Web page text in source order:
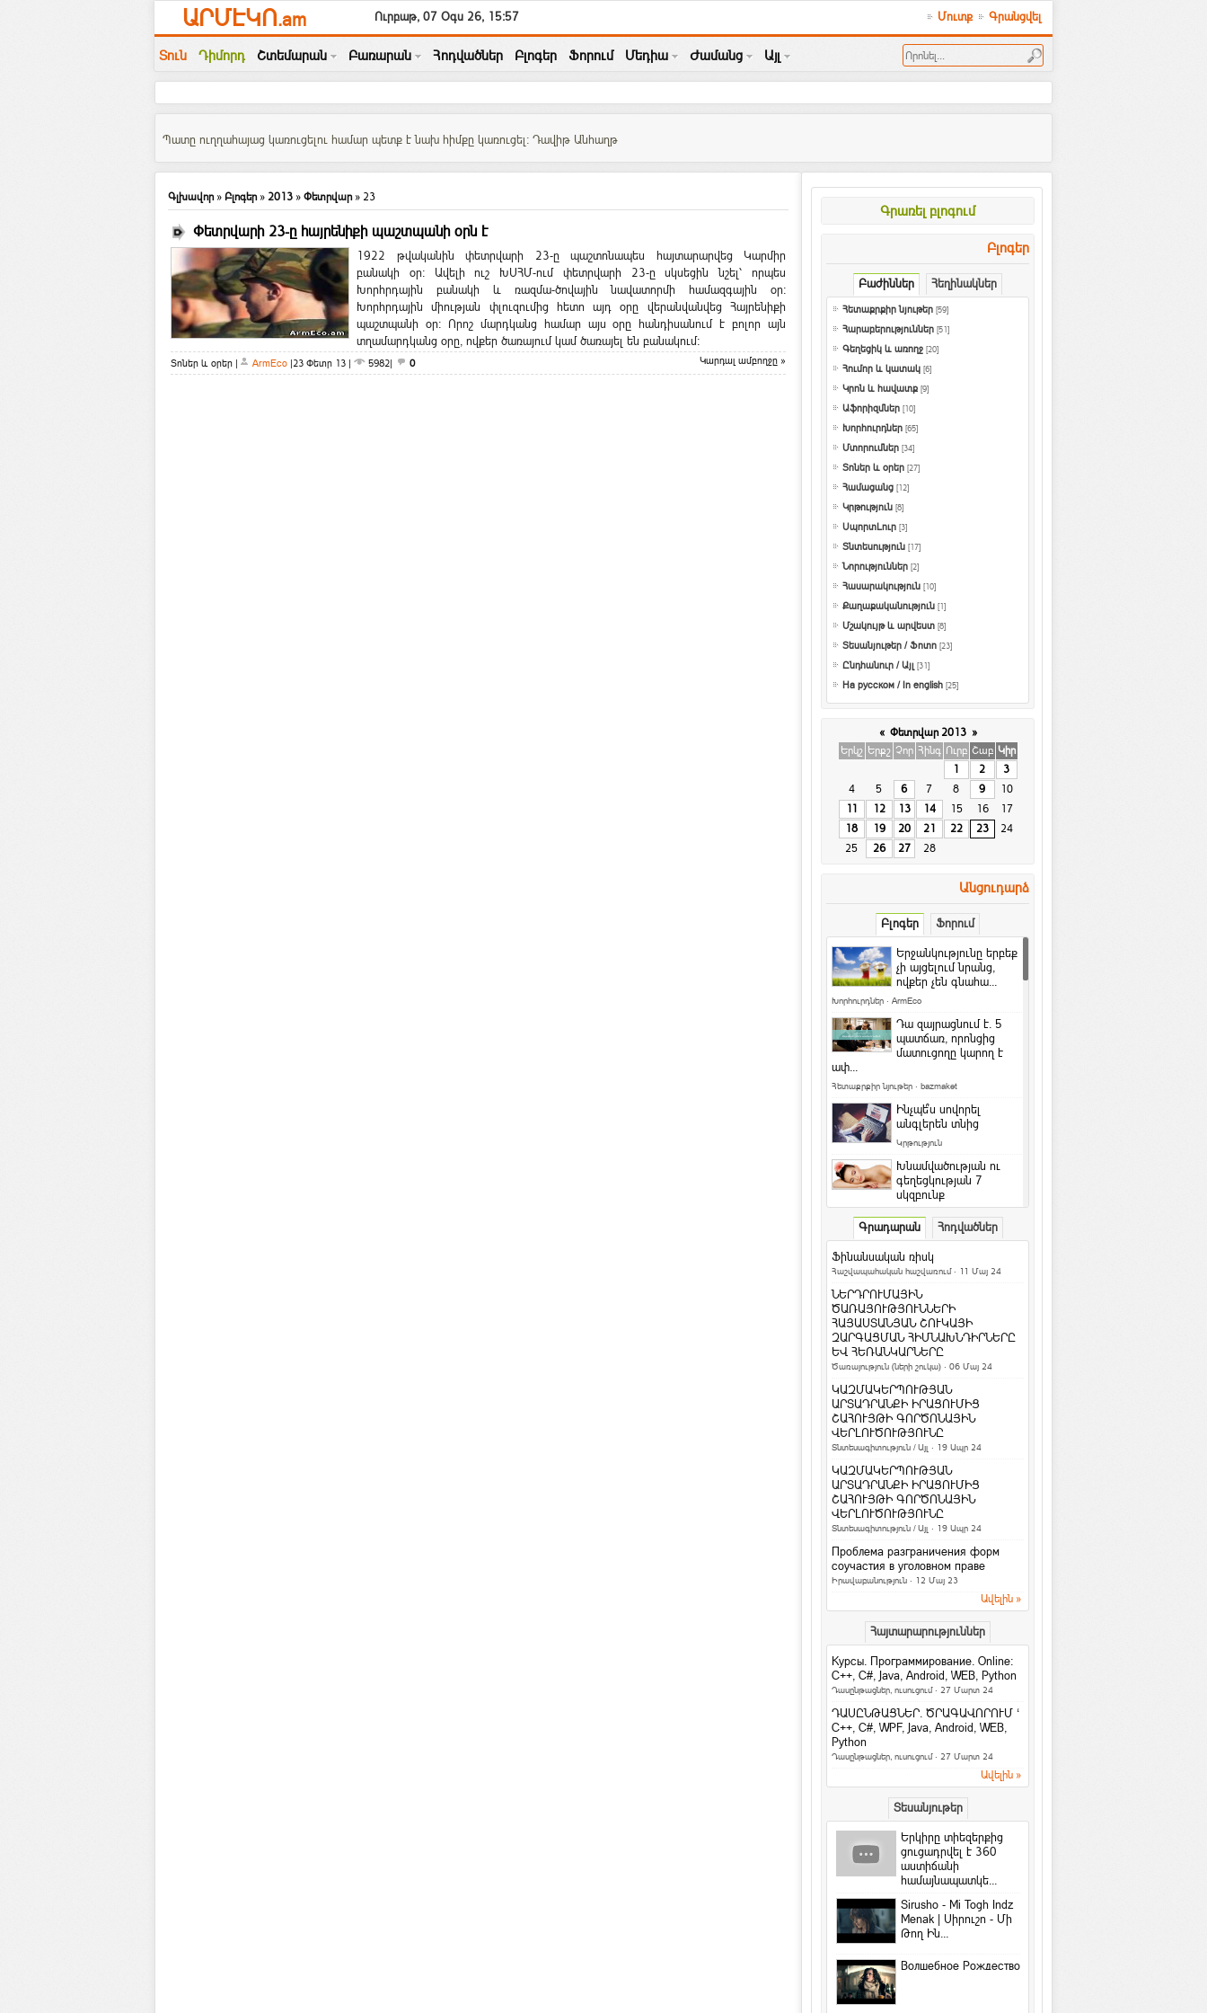
ԱՐՄԷԿՈ.am Ուրբաթ, 07 Օգս 26, 15:57 Մուտք Գրանցվել
Տուն Դիմորդ Շտեմարան Բառարան Հոդվածներ Բլոգեր Ֆորում Մեդիա Ժամանց Այլ
Պատը ուղղահայաց կառուցելու համար պետք է նախ հիմքը կառուցել: Դավիթ Անհաղթ
Գլխավոր» Բլոգեր» 2013 » Փետրվար » 23
Փետրվարի 23-ը հայրենիքի պաշտպանի օրն է
1922 թվականին փետրվարի 23-ը պաշտոնապես հայտարարվեց Կարմիր
բանակի օր: Ավելի ուշ ԽՍՀՄ-ում փետրվարի 23-ը սկսեցին նշել՝ որպես
Խորհրդային բանակի և ռազմա-ծովային նավատորմի համազգային օր:
Խորհրդային միության փլուզումից հետո այդ օրը վերանվանվեց Հայրենիքի
պաշտպանի օր: Որոշ մարդկանց համար այս օրը հանդիսանում է բոլոր այն
տղամարդկանց օրը, ովքեր ծառայում կամ ծառայել են բանակում:
Կարդալ ամբողջը »
Տոներ և օրեր | ArmEco |23 Փետր 13 | 5982| 0
Գրառել բլոգում
Բլոգեր
Բաժիններ Հեղինակներ
Հետաքրքիր նյութեր [59]
Հարաբերություններ [51]
Գեղեցիկ և առողջ [20]
Հումոր և կատակ [6]
Կրոն և հավատք [9]
Աֆորիզմներ [10]
Խորհուրդներ [65]
Մտորումներ [34]
Տոներ և օրեր [27]
Համացանց [12]
Կրթություն [8]
ՍպորտԼուր [3]
Տնտեսություն [17]
Նորություններ [2]
Հասարակություն [10]
Քաղաքականություն [1]
Մշակույթ և արվեստ [8]
Տեսանյութեր / Ֆոտո [23]
Ընդհանուր / Այլ [31]
На русском / In english [25]
« Փետրվար 2013 »
Երկշ Երքշ Չոր Հինգ Ուրբ Շաբ Կիր
1
2
3
4
5 6 7 8 9
10
11
12 13 14 15 16
17
18
19 20 21 22 23
24
25
26 27 28
Անցուդարձ
Բլոգեր Ֆորում
Երջանկությունը երբեք
չի այցելում նրանց,
ովքեր չեն գնահա...
Խորհուրդներ · ArmEco
Դա զայրացնում է․ 5
պատճառ, որոնցից
մատուցողը կարող է
ափ...
Հետաքրքիր նյութեր · bazmaket
Ինչպե՞ս սովորել
անգլերեն տնից
Կրթություն
Խնամվածության ու
գեղեցկության 7
սկզբունք
Ի՞նչ դաջվածքներ են
նախընտրում հայերը և
արդյո՞ք հասկանու...
Երկնագույն աչքերով կատուն
համացանցի աստղ է դարձել
Տեսանյութեր / Ֆոտո
Ամանոր 2016` Կարմիր կամ Կրակե
Տոներ և օրեր
Կենդանակերպի
ամենա-ամենա
նշանները. իմացիր, թե
ինչով ես ...
Հասարակություն
4 հարց մտավոր կարողությունները
ստուգելու համար
3 գաղտնիք, որոնք տղամարդիկ
երբեք չեն բարձրաձայնում
տվյալների մշակման
կենտրոնը կաշխատի
քամու...
Համացանց ·rafoaper777
Все женщины продажны /Б. Шоу
На русском / In english
6 պարզ միջոց՝ ամուսնությունը
երջանիկ դարձնելու համար
Երջանկությունն ափի մեջ
Խորհուրդներ
Հրաշք Աղջիկ
Մտորումներ
4 լավագույն բանջարեղեն կանանց
համար
Հետաքրքիր նյութեր·Gevok
Գնահատի՛ր այն, ինչ ունես…
Խորհուրդներ
Պատասխանեք 4 հարցերի և
ստուգեք ձեր բնավորությունը
Գրադարան Հոդվածներ
Ֆինանսական ռիսկ
Հաշվապահական հաշվառում· 11 Մայ 24
ՆԵՐԴՐՈՒՄԱՅԻՆ
ԾԱՌԱՅՈՒԹՅՈՒՆՆԵՐԻ
ՀԱՅԱՍՏԱՆՅԱՆ ՇՈՒԿԱՅԻ
ԶԱՐԳԱՑՄԱՆ ՀԻՄՆԱԽՆԴԻՐՆԵՐԸ
ԵՎ ՀԵՌԱՆԿԱՐՆԵՐԸ
Ծառայություն (ների շուկա) · 06 Մայ 24
ԿԱԶՄԱԿԵՐՊՈՒԹՅԱՆ
ԱՐՏԱԴՐԱՆՔԻ ԻՐԱՑՈՒՄԻՑ
ՇԱՀՈՒՅԹԻ ԳՈՐԾՈՆԱՅԻՆ
ՎԵՐԼՈՒԾՈՒԹՅՈՒՆԸ
Տնտեսագիտություն / Այլ · 19 Ապր 24
ԿԱԶՄԱԿԵՐՊՈՒԹՅԱՆ
ԱՐՏԱԴՐԱՆՔԻ ԻՐԱՑՈՒՄԻՑ
ՇԱՀՈՒՅԹԻ ԳՈՐԾՈՆԱՅԻՆ
ՎԵՐԼՈՒԾՈՒԹՅՈՒՆԸ
Տնտեսագիտություն / Այլ · 19 Ապր 24
Проблема разграничения форм
соучастия в уголовном праве
Իրավաբանություն · 12 Մայ 23
Ավելին »
Հայտարարություններ
Курсы. Программирование. Online:
C++, C#, Java, Android, WEB, Python
Դասընթացներ, ուսուցում· 27 Մարտ 24
ԴԱՍԸՆԹԱՑՆԵՐ. ԾՐԱԳԱՎՈՐՈՒՄ ‘
C++, C#, WPF, Java, Android, WEB,
Python
Դասընթացներ, ուսուցում· 27 Մարտ 24
Ավելին »
Տեսանյութեր
Երկիրը տիեզերքից
ցուցադրվել է 360
աստիճանի
համայնապատկե...
Sirusho - Mi Togh Indz
Menak | Սիրուշո - Մի
Թող Ին...
Волшебное Рождество